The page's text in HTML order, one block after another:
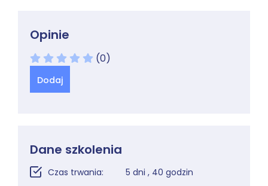
Opinie
(0)
Dodaj
Dane szkolenia
Czas trwania:
5 dni , 40 godzin